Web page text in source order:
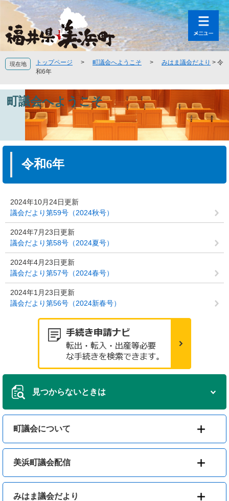
の
頭
で
。
ー
飛
ば
て
現在地 トップページ > 町議会へようこそ > みはま議会だより > 令
和6年
町議会へようこそ
令和6年
2024年10月24日更新
議会だより第59号（2024秋号）
2024年7月23日更新
議会だより第58号（2024夏号）
2024年4月23日更新
議会だより第57号（2024春号）
2024年1月23日更新
議会だより第56号（2024新春号）
見つからないときは
町議会について
美浜町議会配信
みはま議会だより